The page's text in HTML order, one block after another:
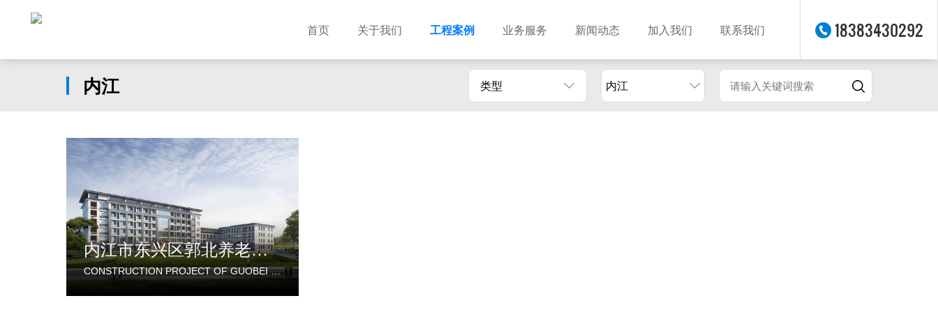
首页 关于我们 工程案例 业务服务 新闻动态 加入我们 联系我们 18383430292
内江 类型 内江
内江市东兴区郭北养老服务中心建设项目
CONSTRUCTION PROJECT OF GUOBEI ELDERLY SERVICE CENTER IN DONGXING DISTRICT, NEIJIANG CITY